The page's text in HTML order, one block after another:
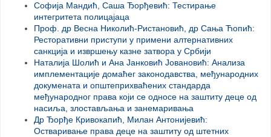
Софија Мандић, Саша Ђорђевић: Тестирање
интегритета полицајаца
Проф. др Весна Николић-Ристановић, др Сања Ћопић:
Ресторативни приступи у примени алтернативних
санкција и извршењу казне затвора у Србији
Наталија Шолић и Ана Јанковић Јовановић: Анализа
имплементације домаћег законодавства, међународних
докумената и општеприхваћених стандарда
међународног права који се односе на заштиту деце од
насиља, злостављања и занемаривања
Др Ђорђе Кривокапић, Милан Антонијевић:
Остваривање права деце на заштиту од штетних